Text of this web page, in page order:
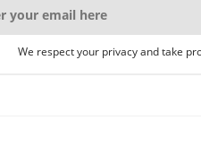
We respect your privacy and take